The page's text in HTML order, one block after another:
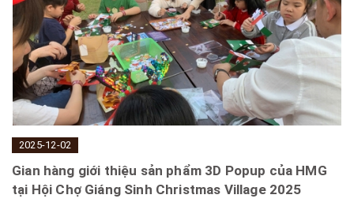
2025-12-02
Gian hàng giới thiệu sản phẩm 3D Popup của HMG
tại Hội Chợ Giáng Sinh Christmas Village 2025